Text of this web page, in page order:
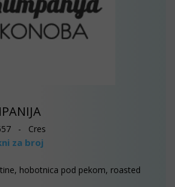
- Cres
za broj
hobotnica pod pekom, roasted